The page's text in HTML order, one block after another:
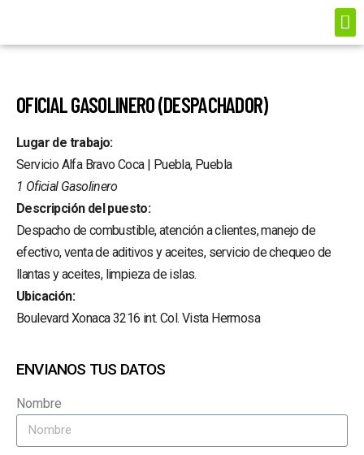
OFICIAL GASOLINERO (DESPACHADOR)
Lugar de trabajo:
Servicio Alfa Bravo Coca | Puebla, Puebla
1 Oficial Gasolinero
Descripción del puesto:
Despacho de combustible, atención a clientes, manejo de
efectivo, venta de aditivos y aceites, servicio de chequeo de
llantas y aceites, limpieza de islas.
Ubicación:
Boulevard Xonaca 3216 int. Col. Vista Hermosa
ENVIANOS TUS DATOS
Nombre